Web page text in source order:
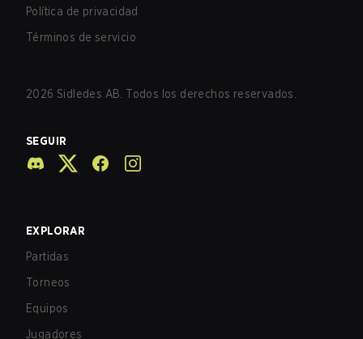
Política de privacidad
Términos de servicio
2026 Sidledes AB. Todos los derechos reservados.
SEGUIR
EXPLORAR
Partidas
Torneos
Equipos
Jugadores